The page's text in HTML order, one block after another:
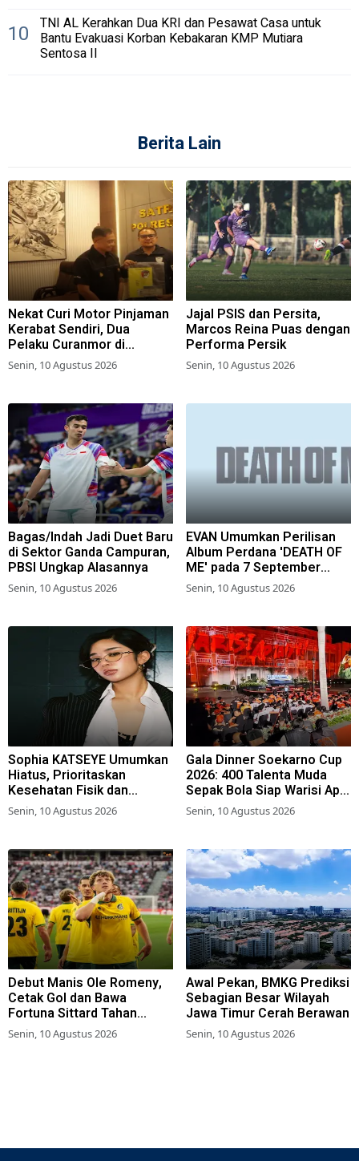
10 TNI AL Kerahkan Dua KRI dan Pesawat Casa untuk
Bantu Evakuasi Korban Kebakaran KMP Mutiara
Sentosa II
Berita Lain
Nekat Curi Motor Pinjaman
Kerabat Sendiri, Dua
Pelaku Curanmor di
Sampang Diringkus Polisi
Senin, 10 Agustus 2026
Jajal PSIS dan Persita,
Marcos Reina Puas dengan
Performa Persik
Senin, 10 Agustus 2026
Bagas/Indah Jadi Duet Baru
di Sektor Ganda Campuran,
PBSI Ungkap Alasannya
Senin, 10 Agustus 2026
EVAN Umumkan Perilisan
Album Perdana 'DEATH OF
ME' pada 7 September
Mendatang
Senin, 10 Agustus 2026
Sophia KATSEYE Umumkan
Hiatus, Prioritaskan
Kesehatan Fisik dan
Mentalnya
Senin, 10 Agustus 2026
Gala Dinner Soekarno Cup
2026: 400 Talenta Muda
Sepak Bola Siap Warisi Api
Perjuangan
Senin, 10 Agustus 2026
Debut Manis Ole Romeny,
Cetak Gol dan Bawa
Fortuna Sittard Tahan
Imbang PSV Eindhoven
Senin, 10 Agustus 2026
Awal Pekan, BMKG Prediksi
Sebagian Besar Wilayah
Jawa Timur Cerah Berawan
Senin, 10 Agustus 2026